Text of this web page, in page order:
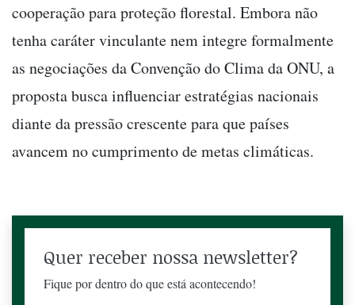
cooperação para proteção florestal. Embora não
tenha caráter vinculante nem integre formalmente
as negociações da Convenção do Clima da ONU, a
proposta busca influenciar estratégias nacionais
diante da pressão crescente para que países
avancem no cumprimento de metas climáticas.
Quer receber nossa newsletter?
Fique por dentro do que está acontecendo!